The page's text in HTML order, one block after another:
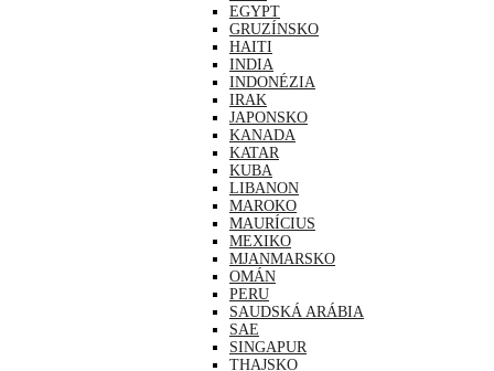
EGYPT
GRUZÍNSKO
HAITI
INDIA
INDONÉZIA
IRAK
JAPONSKO
KANADA
KATAR
KUBA
LIBANON
MAROKO
MAURÍCIUS
MEXIKO
MJANMARSKO
OMÁN
PERU
SAUDSKÁ ARÁBIA
SAE
SINGAPUR
THAJSKO